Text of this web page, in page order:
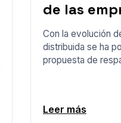
de las
Con la evolución
distribuida se ha
propuesta de
Leer más